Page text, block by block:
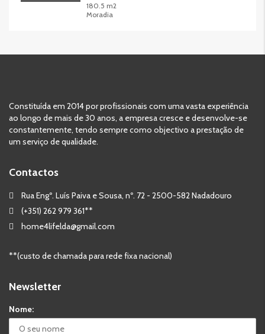
180.5 m2
Moradia
Constituída em 2014 por profissionais com uma vasta experiência
ao longo de mais de 30 anos, a empresa cresce e desenvolve-se
constantemente, tendo sempre como objectivo a prestação de
um serviço de qualidade.
Contactos
Rua Engº. Luís Paiva e Sousa, nº. 72 - 2500-582 Nadadouro
(+351) 262 979 361**
home4lifelda@gmail.com
**(custo de chamada para rede fixa nacional)
Newsletter
Nome: